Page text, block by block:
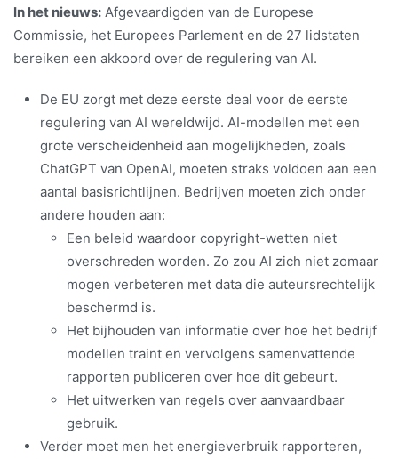
In het nieuws: Afgevaardigden van de Europese
Commissie, het Europees Parlement en de 27 lidstaten
bereiken een akkoord over de regulering van AI.
De EU zorgt met deze eerste deal voor de eerste
regulering van AI wereldwijd. AI-modellen met een
grote verscheidenheid aan mogelijkheden, zoals
ChatGPT van OpenAI, moeten straks voldoen aan een
aantal basisrichtlijnen. Bedrijven moeten zich onder
andere houden aan:
Een beleid waardoor copyright-wetten niet
overschreden worden. Zo zou AI zich niet zomaar
mogen verbeteren met data die auteursrechtelijk
beschermd is.
Het bijhouden van informatie over hoe het bedrijf
modellen traint en vervolgens samenvattende
rapporten publiceren over hoe dit gebeurt.
Het uitwerken van regels over aanvaardbaar
gebruik.
Verder moet men het energieverbruik rapporteren,